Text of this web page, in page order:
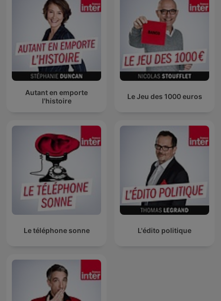
Autant en emporte
l'histoire
Le Jeu des 1000 euros
Le téléphone sonne L'édito politique